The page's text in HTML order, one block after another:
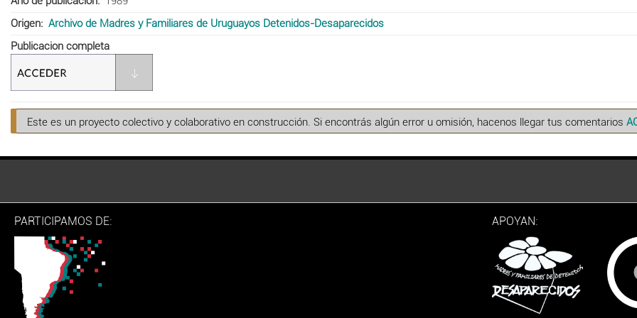
Origen
Archivo de Madres y Familiares de Uruguayos Detenidos-Desaparecidos
Publicacion completa
Este es un proyecto colectivo y colaborativo en construcción. Si encontrás algún error u omisión, hacenos llegar tus comentarios
PARTICIPAMOS DE: APOYAN: